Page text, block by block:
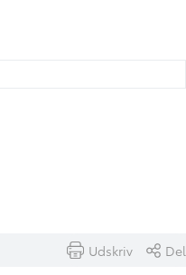
Book prøvetur Skriv til os
Udskriv Del